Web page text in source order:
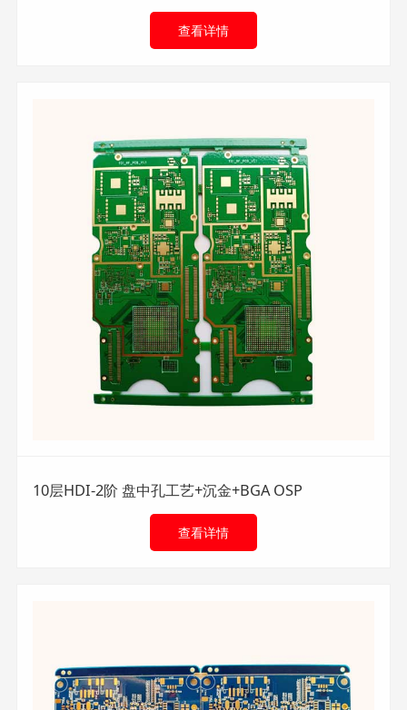
查看详情
10层HDI-2阶 盘中孔工艺+沉金+BGA OSP
查看详情